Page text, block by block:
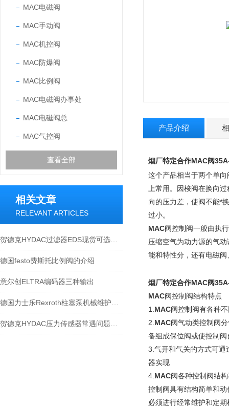
MAC电磁阀
MAC手动阀
MAC机控阀
MAC防爆阀
MAC比例阀
MAC电磁阀办事处
MAC电磁阀总
MAC气控阀
查看全部
相关文章
RELEVANT ARTICLES
德国festo费斯托比例阀的介绍
意尔创ELTRA编码器三种输出
产品介绍
烟厂特定合作MAC阀
这个产品相当于两个单
上常用。因梭阀在换向
向的压力差，使阀不能*
过小。
MAC阀控制阀一般由执
压缩空气为动力源的气
能和特性分，还有电磁
烟厂特定合作MAC阀
MAC阀控制阀结构特点
1. MAC阀控制阀有各种
2. MAC阀气动类控制阀
备组成保位阀或使控制
3.气开和气关的方式可通
器实现
4. MAC阀各种控制阀结
控制阀具有结构简单和
必须进行经常维护和定